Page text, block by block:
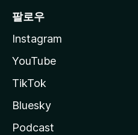
팔로우
Instagram
YouTube
TikTok
Bluesky
Podcast